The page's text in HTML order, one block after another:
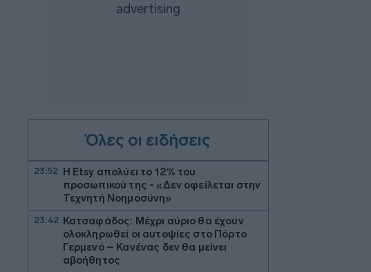
Όλες οι ειδήσεις
23:52
Η Etsy απολύει το 12% του
προσωπικού της - «Δεν οφείλεται στην
Τεχνητή Νοημοσύνη»
23:42 Κατσαφάδος: Μέχρι αύριο θα έχουν
ολοκληρωθεί οι αυτοψίες στο Πόρτο
Γερμενό – Κανένας δεν θα μείνει
αβοήθητος